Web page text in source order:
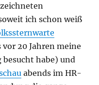
ich schon weiß
20 Jahren meine
habe) und
abends im HR-